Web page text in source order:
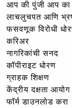
आप की पुंजी आप का
लाचलुचपत आणि
फसवणूक विरोधी
करिअर
नागरिकांची सनद
कॉपीराइट धोरण
ग्राहक शिक्षण
केंद्रीय दक्षता आयोग
फॉर्म डाउनलोड करा